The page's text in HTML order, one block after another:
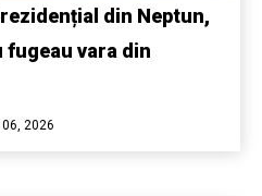
din Neptun,
fugeau vara din
2026